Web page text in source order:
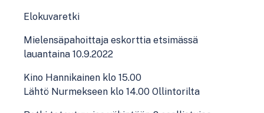
Elokuvaretki
Mielensäpahoittaja eskorttia etsimässä
lauantaina 10.9.2022
Kino Hannikainen klo 15.00
Lähtö Nurmekseen klo 14.00 Ollintorilta